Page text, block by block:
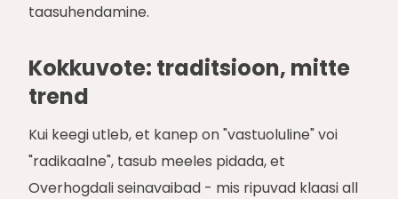
taasuhendamine.
Kokkuvote: traditsioon, mitte
trend
Kui keegi utleb, et kanep on "vastuoluline" voi
"radikaalne", tasub meeles pidada, et
Overhogdali seinavaibad - mis ripuvad klaasi all